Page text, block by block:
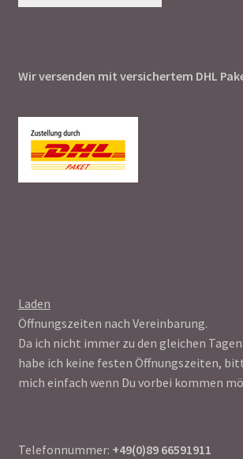
Wir versenden mit versichertem DHL
Laden
Öffnungszeiten nach Vereinbarung.
Da ich nicht immer zu den gleichen
habe ich keine festen Öffnungszeiten,
mich einfach wenn Du vorbei kommen
Telefonnummer: +49(0)89 66591911